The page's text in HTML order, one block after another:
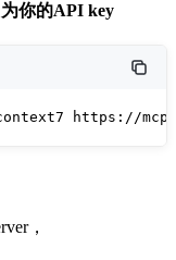
你的API key
https://
，